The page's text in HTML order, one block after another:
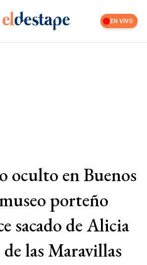
EN VIVO
oculto en Buenos
porteño
sacado de Alicia
de las Maravillas